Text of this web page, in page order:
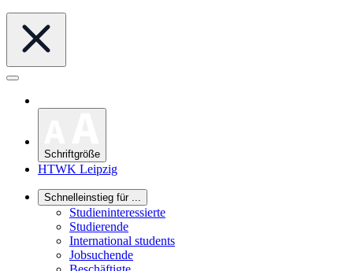
Schriftgröße
HTWK Leipzig
Schnelleinstieg für ...
Studieninteressierte
Studierende
International students
Jobsuchende